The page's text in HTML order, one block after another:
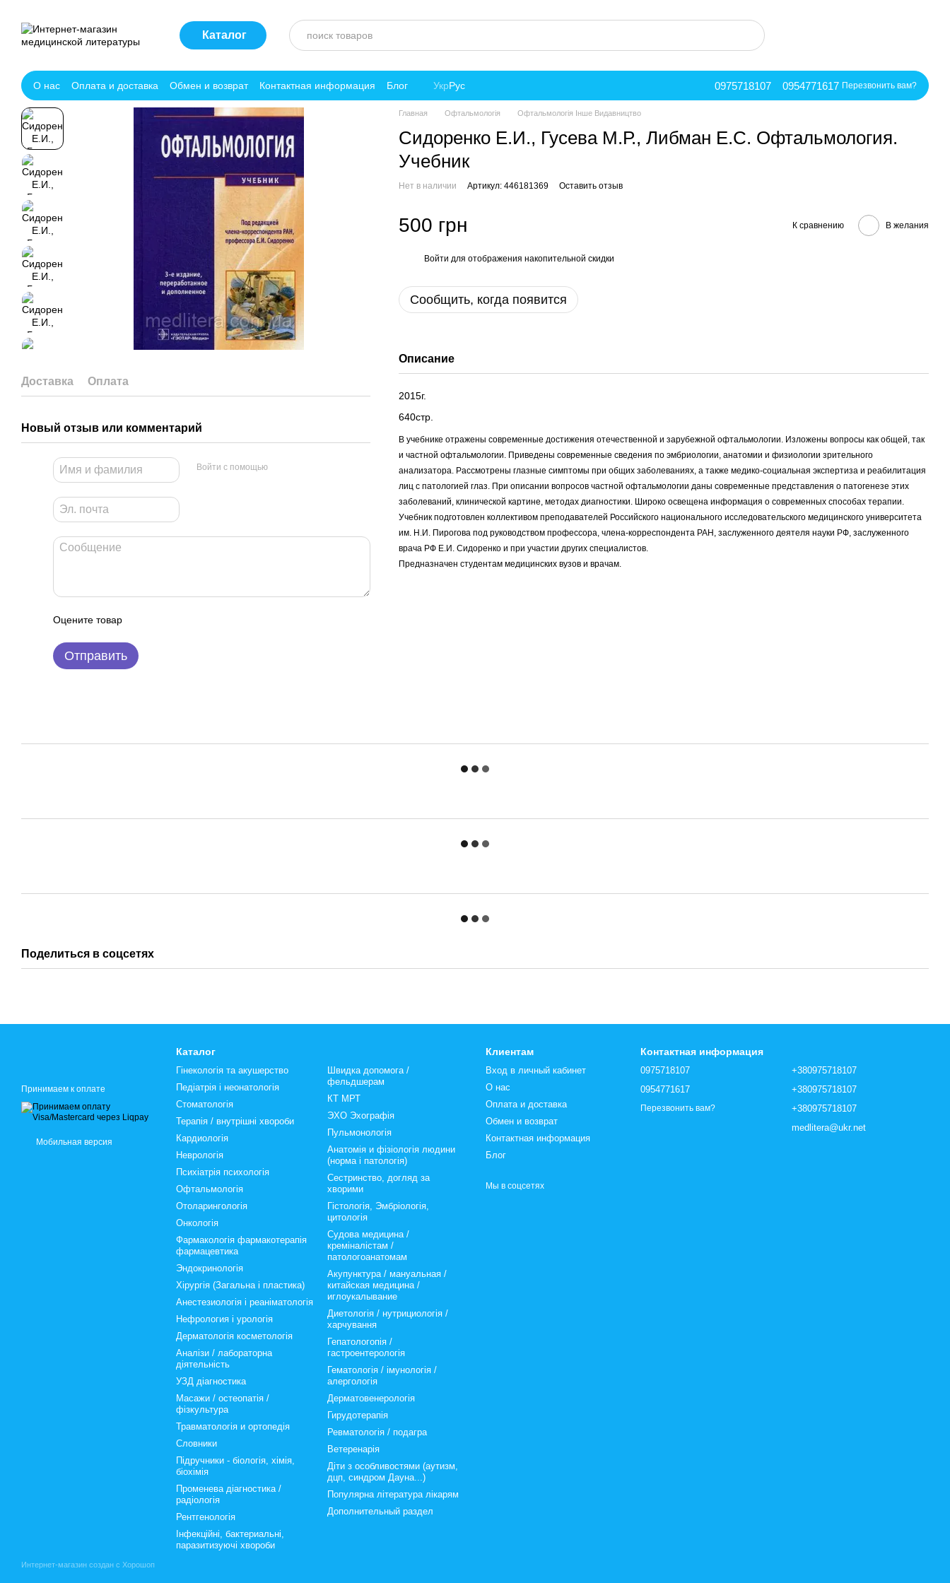
Каталог
О нас Оплата и доставка Обмен и возврат Контактная информация Блог УкрРус 0975718107 0954771617 Перезвонить вам?
Доставка Оплата
Новый отзыв или комментарий
Войти с помощью
Оцените товар
Отправить
Главная Офтальмологія Офтальмологія Інше Видавництво
Сидоренко Е.И., Гусева М.Р., Либман Е.С. Офтальмология.
Учебник
Нет в наличии Артикул: 446181369 Оставить отзыв
500 грн К сравнению В желания
Войти для отображения накопительной скидки
Сообщить, когда появится
Описание
2015г.
640стр.
В учебнике отражены современные достижения отечественной и зарубежной офтальмологии. Изложены вопросы как общей, так
и частной офтальмологии. Приведены современные сведения по эмбриологии, анатомии и физиологии зрительного
анализатора. Рассмотрены глазные симптомы при общих заболеваниях, а также медико-социальная экспертиза и реабилитация
лиц с патологией глаз. При описании вопросов частной офтальмологии даны современные представления о патогенезе этих
заболеваний, клинической картине, методах диагностики. Широко освещена информация о современных способах терапии.
Учебник подготовлен коллективом преподавателей Российского национального исследовательского медицинского университета
им. Н.И. Пирогова под руководством профессора, члена-корреспондента РАН, заслуженного деятеля науки РФ, заслуженного
врача РФ Е.И. Сидоренко и при участии других специалистов.
Предназначен студентам медицинских вузов и врачам.
Поделиться в соцсетях
Принимаем к оплате
Мобильная версия
Интернет-магазин создан с Хорошоп
Каталог
Гінекологія та акушерство
Педіатрія і неонатологія
Стоматологія
Терапія / внутрішні хвороби
Кардиологія
Неврологія
Психіатрія психологія
Офтальмологія
Отоларингологія
Онкологія
Фармакологія фармакотерапія
фармацевтика
Эндокринологія
Хірургія (Загальна і пластика)
Анестезиологія і реаніматологія
Нефрология і урологія
Дерматологія косметологія
Аналізи / лабораторна
діятельність
УЗД діагностика
Масажи / остеопатія /
фізкультура
Травматологія и ортопедія
Словники
Підручники - біологія, хімія,
біохімія
Променева діагностика /
радіологія
Рентгенологія
Інфекційні, бактериальні,
паразитизуючі хвороби
Швидка допомога /
фельдшерам
КТ МРТ
ЭХО Эхографія
Пульмонологія
Анатомія и фізіологія людини
(норма і патологія)
Сестринство, догляд за
хворими
Гістологія, Эмбріологія,
цитологія
Судова медицина /
креміналістам /
патологоанатомам
Акупунктура / мануальная /
китайская медицина /
иглоукалывание
Диетологія / нутрициологія /
харчування
Гепатологопія /
гастроентерологія
Гематологія / імунологія /
алергологія
Дерматовенерологія
Гирудотерапія
Ревматологія / подагра
Ветеренарія
Діти з особливостями (аутизм,
дцп, синдром Дауна...)
Популярна література лікарям
Дополнительный раздел
Клиентам
Вход в личный кабинет
О нас
Оплата и доставка
Обмен и возврат
Контактная информация
Блог
Мы в соцсетях
Контактная информация
0975718107
0954771617
Перезвонить вам?
+380975718107
+380975718107
+380975718107
medlitera@ukr.net